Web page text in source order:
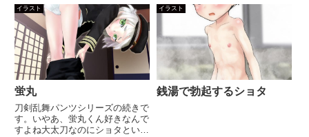
クワクドキドキしたものでした。
自分のものがこっそり見られてい
るかもしれないと思うと、タオル
で隠しているのに自然に勃起して
イラスト
蛍丸
刀剣乱舞パンツシリーズの続きで
す。いやあ、蛍丸くん好きなんで
すよね大太刀なのにショタという
イラスト
銭湯で勃起するショタ